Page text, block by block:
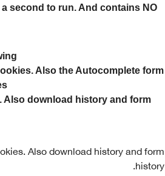
second to run. And contains NO
Also the Autocomplete form
Also download history and form
Also download history and form
history.